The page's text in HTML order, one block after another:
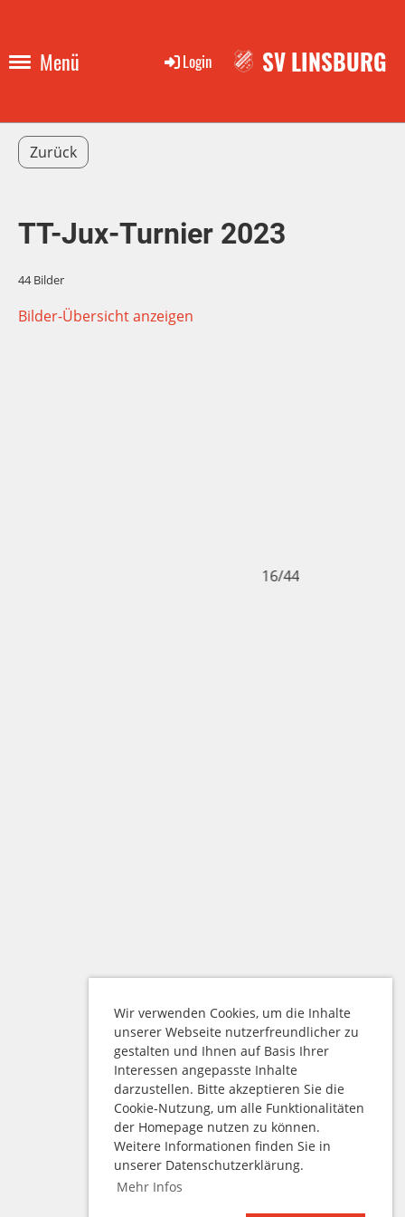
Wir verwenden Cookies, um die Inhalte
unserer Webseite nutzerfreundlicher zu
gestalten und Ihnen auf Basis Ihrer
Interessen angepasste Inhalte
darzustellen. Bitte akzeptieren Sie die
Cookie-Nutzung, um alle Funktionalitäten
der Homepage nutzen zu können.
Weitere Informationen finden Sie in
unserer Datenschutzerklärung.
Mehr Infos
Menü Login SV LINSBURG
Zurück
TT-Jux-Turnier 2023
44 Bilder
Bilder-Übersicht anzeigen